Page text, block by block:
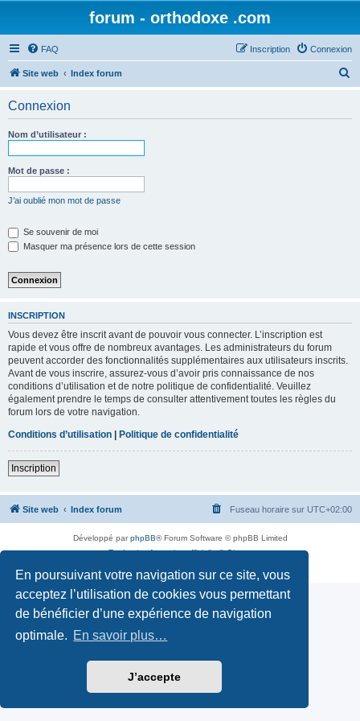
En poursuivant votre navigation sur ce site, vous
acceptez l’utilisation de cookies vous permettant
de bénéficier d’une expérience de navigation
optimale. En savoir plus…
J’accepte
forum - orthodoxe .com
FAQ Connexion
Inscription
Site web Index forum
Connexion
Nom d’utilisateur :
Mot de passe :
J’ai oublié mon mot de passe
Se souvenir de moi
Masquer ma présence lors de cette session
INSCRIPTION
Vous devez être inscrit avant de pouvoir vous connecter. L’inscription est
rapide et vous offre de nombreux avantages. Les administrateurs du forum
peuvent accorder des fonctionnalités supplémentaires aux utilisateurs inscrits.
Avant de vous inscrire, assurez-vous d’avoir pris connaissance de nos
conditions d’utilisation et de notre politique de confidentialité. Veuillez
également prendre le temps de consulter attentivement toutes les règles du
forum lors de votre navigation.
Conditions d’utilisation | Politique de confidentialité
Inscription
Site web Index forum Fuseau horaire sur UTC+02:00
Développé parphpBB® Forum Software © phpBB Limited
Traduction française officielle©Qiaeru